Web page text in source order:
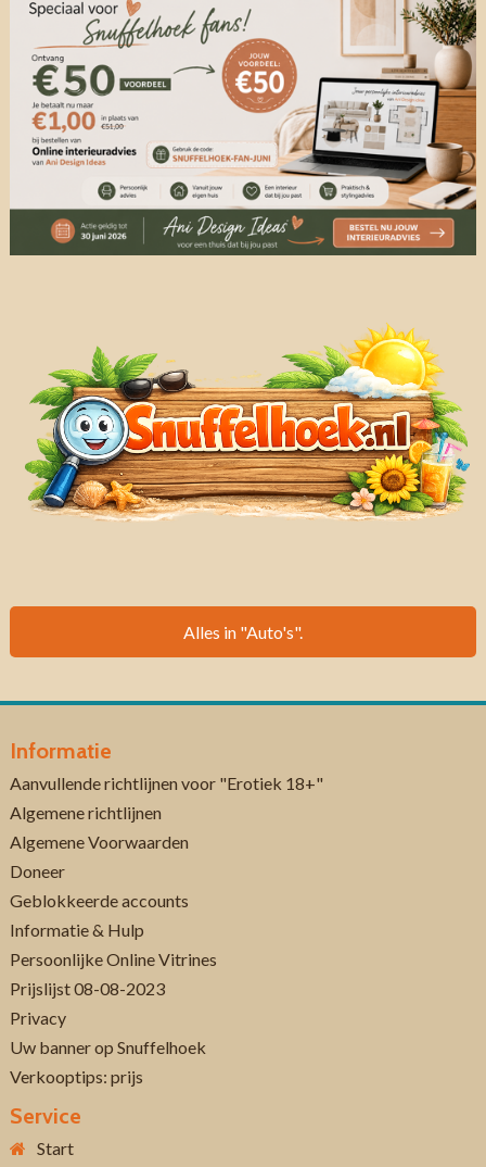
Alles in "Auto's".
Informatie
Aanvullende richtlijnen voor "Erotiek 18+"
Algemene richtlijnen
Algemene Voorwaarden
Doneer
Geblokkeerde accounts
Informatie & Hulp
Persoonlijke Online Vitrines
Prijslijst 08-08-2023
Privacy
Uw banner op Snuffelhoek
Verkooptips: prijs
Service
Start